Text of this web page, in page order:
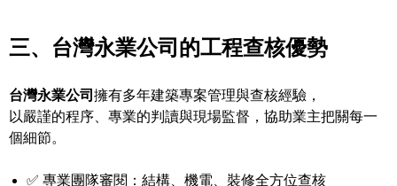
三、台灣永業公司的工程查核優勢
台灣永業公司 擁有多年建築專案管理與查核經驗，
以嚴謹的程序、專業的判讀與現場監督，協助業主把關每一
個細節。
✅ 專業團隊審閱：結構、機電、裝修全方位查核